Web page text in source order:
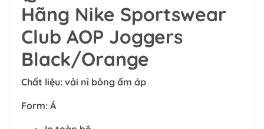
Hãng Nike Sportswear
Club AOP Joggers
Black/Orange
Chất liệu: vải nỉ bông ấm áp
Form: Á